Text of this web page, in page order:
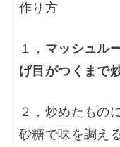
作り方
１， マッシュル
げ目がつくまで
２， 炒めたもの
砂糖で味を調える